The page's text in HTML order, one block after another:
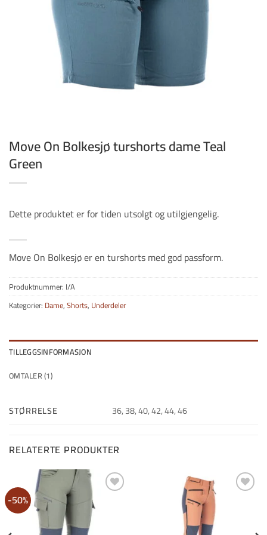
Move On Bolkesjø turshorts dame Teal
Green
Dette produktet er for tiden utsolgt og utilgjengelig.
Move On Bolkesjø er en turshorts med god passform.
Produktnummer: I/A
Kategorier: Dame,Shorts, Underdeler
TILLEGGSINFORMASJON
OMTALER (1)
STØRRELSE 36, 38, 40, 42, 44, 46
RELATERTE PRODUKTER
-50% Ønskeliste